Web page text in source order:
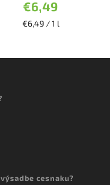
€6,49
€6,49 / 1 l
cesnaku?